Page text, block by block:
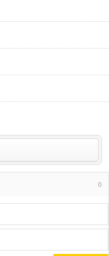
0